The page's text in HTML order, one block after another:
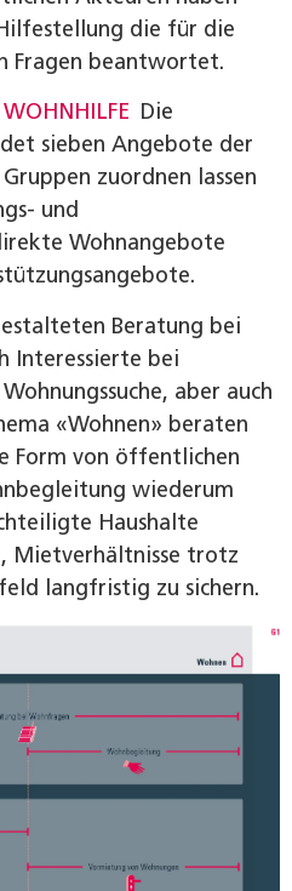
die für die
Fragen beantwortet.
WOHNHILFE Die
sieben Angebote der
zuordnen lassen
und
Wohnangebote
Beratung bei
Interessierte bei
aber auch
«Wohnen» beraten
Form von öffentlichen
wiederum
Haushalte
Mietverhältnisse trotz
langfristig zu sichern.